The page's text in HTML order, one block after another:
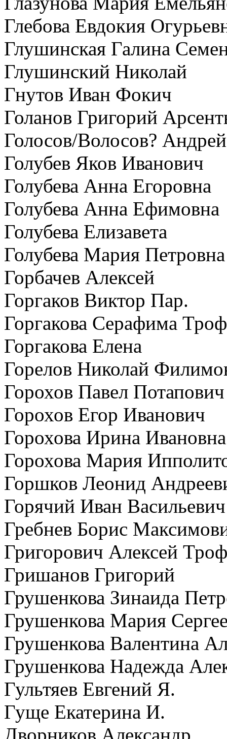
Глебова Евдокия
Глушинская Галина
Глушинский Николай
Гнутов Иван Фокич
Голанов Григорий
Голосов/Волосов?
Голубев Яков Иванович
Голубева Анна Егоровна
Голубева Анна Ефимовна
Голубева Елизавета
Голубева Мария Петровна
Горбачев Алексей
Горгаков Виктор Пар.
Горгакова Серафима
Горгакова Елена
Горелов Николай
Горохов Павел Потапович
Горохов Егор Иванович
Горохова Ирина Ивановна
Горохова Мария
Горшков Леонид
Горячий Иван Васильевич
Гребнев Борис
Григорович Алексей
Гришанов Григорий
Грушенкова Зинаида
Грушенкова Мария
Грушенкова Валентина
Грушенкова Надежда
Гультяев Евгений Я.
Гуще Екатерина И.
Дворников Александр